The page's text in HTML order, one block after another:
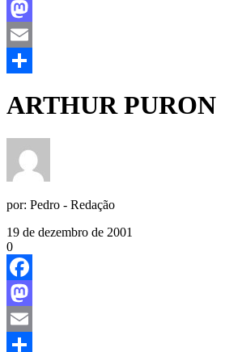
Facebook
Mastodon
Email
ARTHUR PURON
por: Pedro - Redação
19 de dezembro de 2001
0
Facebook
Mastodon
Email